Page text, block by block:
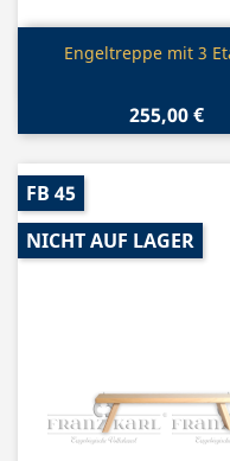
Vorschau
Engeltreppe mit 3
255,00 €
FB 45
NICHT AUF LAGER